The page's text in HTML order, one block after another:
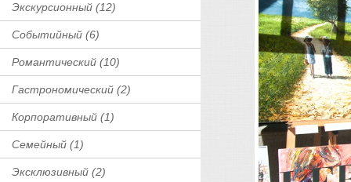
Экскурсионный (12)
Событийный (6)
Романтический (10)
Гастрономический (2)
Корпоративный (1)
Семейный (1)
Эксклюзивный (2)